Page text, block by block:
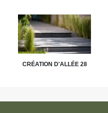
CRÉATION D'ALLÉE 28